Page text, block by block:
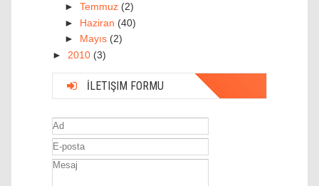
► Temmuz (2)
► Haziran (40)
► Mayıs (2)
► 2010 (3)
İLETIŞIM FORMU